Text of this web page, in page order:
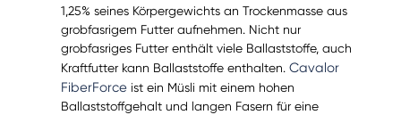
1,25% seines Körpergewichts an Trockenmasse aus
grobfasrigem Futter aufnehmen. Nicht nur
grobfasriges Futter enthält viele Ballaststoffe, auch
Kraftfutter kann Ballaststoffe enthalten. Cavalor
FiberForce ist ein Müsli mit einem hohen
Ballaststoffgehalt und langen Fasern für eine